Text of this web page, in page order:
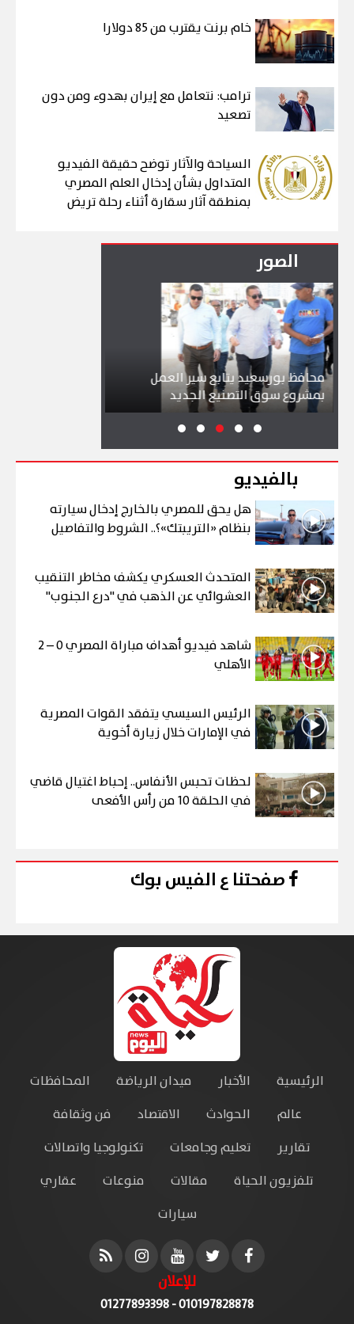
خام برنت يقترب من 85 دولارا
ترامب: نتعامل مع إيران بهدوء ومن دون
تصعيد
السياحة والآثار توضح حقيقة الفيديو
المتداول بشأن إدخال العلم المصري
بمنطقة آثار سقارة أثناء رحلة تريض
الصور
محافظ بورسعيد يتابع سير العمل
بمشروع سوق التصنيع الجديد
بالفيديو
هل يحق للمصري بالخارج إدخال سيارته
بنظام «التريبتك»؟.. الشروط والتفاصيل
المتحدث العسكري يكشف مخاطر التنقيب
العشوائي عن الذهب في "درع الجنوب"
شاهد فيديو أهداف مباراة المصري 0 – 2
الأهلي
الرئيس السيسي يتفقد القوات المصرية
في الإمارات خلال زيارة أخوية
لحظات تحبس الأنفاس.. إحباط اغتيال قاضي
في الحلقة 10 من رأس الأفعى
صفحتنا ع الفيس بوك
الرئيسية الأخبار ميدان الرياضة
المحافظات
عالم
الحوادث الاقتصاد
فن وثقافة
تقارير
تعليم وجامعات
تكنولوجيا واتصالات
تلفزيون الحياة
مقالات منوعات
عقاري
سيارات
للإعلان
010197828878 - 01277893398